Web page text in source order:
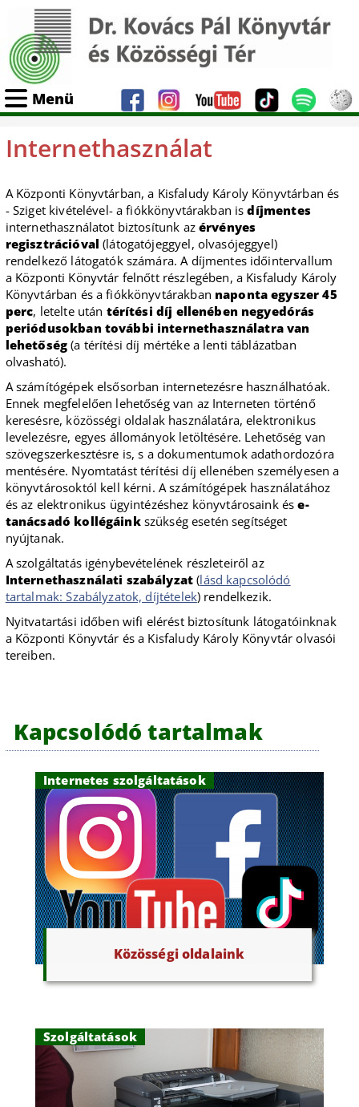
Menü
Internethasználat
A Központi Könyvtárban, a Kisfaludy Károly Könyvtárban és
- Sziget kivételével- a fiókkönyvtárakban isdíjmentes
internethasználatot biztosítunk az érvényes
regisztrációval (látogatójeggyel, olvasójeggyel)
rendelkező látogatók számára. A díjmentes időintervallum
a Központi Könyvtár felnőtt részlegében, a Kisfaludy Károly
Könyvtárban és a fiókkönyvtárakban naponta egyszer 45
perc, letelte után térítési díj ellenében negyedórás
periódusokban további internethasználatra van
lehetőség(a térítési díj mértéke a lenti táblázatban
olvasható).
A számítógépek elsősorban internetezésre használhatóak.
Ennek megfelelően lehetőség van az Interneten történő
keresésre, közösségi oldalak használatára, elektronikus
levelezésre, egyes állományok letöltésére. Lehetőség van
szövegszerkesztésre is, s a dokumentumok adathordozóra
mentésére. Nyomtatást térítési díj ellenében személyesen a
könyvtárosoktól kell kérni. A számítógépek használatához
és az elektronikus ügyintézéshez könyvtárosaink ése-
tanácsadó kollégáinkszükség esetén segítséget
nyújtanak.
A szolgáltatás igénybevételének részleteiről az
Internethasználati szabályzat (lásd kapcsolódó
tartalmak: Szabályzatok, díjtételek) rendelkezik.
Nyitvatartási időben wifi elérést biztosítunk látogatóinknak
a Központi Könyvtár és a Kisfaludy Károly Könyvtár olvasói
tereiben.
Kapcsolódó tartalmak
Internetes szolgáltatások
Közösségi oldalaink
Szolgáltatások